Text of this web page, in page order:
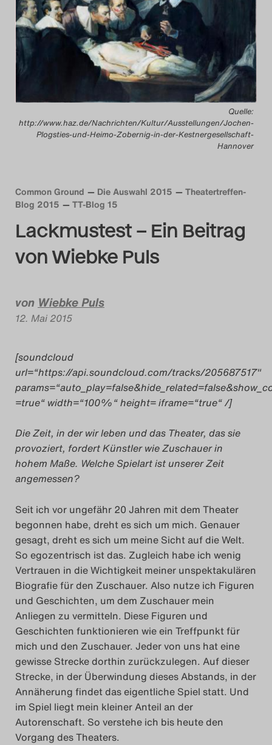
Das Theatertreffen-
Das Theatertreffen-
Das Theatertreffen-
Das Theatertreffen-
Das Theatertreffen-
Das Theatertreffen-
Das Theatertreffen-
Das Theatertreffen-
Das Theatertreffen-
Das Theatertreffen-
Impressum
Search
Quelle:
http://www.haz.de/Nachrichten/Kultur/Ausstellungen/Jochen-
Plogsties-und-Heimo-Zobernig-in-der-Kestnergesellschaft-
Hannover
Common Ground Die Auswahl 2015
Theatertreffen-
Blog 2015
TT-Blog 15
Lackmustest – Ein Beitrag
von Wiebke Puls
von Wiebke Puls
12. Mai 2015
[soundcloud
url=“https://api.soundcloud.com/tracks/205687517″
=true“ width=“100%“ height= iframe=“true“ /]
Die Zeit, in der wir leben und das Theater, das sie
provoziert, fordert Künstler wie Zuschauer in
hohem Maße. Welche Spielart ist unserer Zeit
angemessen?
Seit ich vor ungefähr 20 Jahren mit dem Theater
begonnen habe, dreht es sich um mich. Genauer
gesagt, dreht es sich um meine Sicht auf die Welt.
So egozentrisch ist das. Zugleich habe ich wenig
Vertrauen in die Wichtigkeit meiner unspektakulären
Biografie für den Zuschauer. Also nutze ich Figuren
und Geschichten, um dem Zuschauer mein
Anliegen zu vermitteln. Diese Figuren und
Geschichten funktionieren wie ein Treffpunkt für
mich und den Zuschauer. Jeder von uns hat eine
gewisse Strecke dorthin zurückzulegen. Auf dieser
Strecke, in der Überwindung dieses Abstands, in der
Annäherung findet das eigentliche Spiel statt. Und
im Spiel liegt mein kleiner Anteil an der
Autorenschaft. So verstehe ich bis heute den
Vorgang des Theaters.